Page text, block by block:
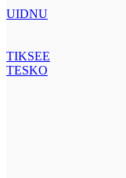
UIDNU
TIKSEE
TESKO